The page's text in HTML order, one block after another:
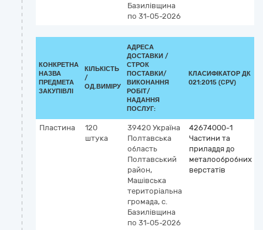
Базилівщина
по 31-05-2026
КОНКРЕТНА
НАЗВА
ПРЕДМЕТА
ЗАКУПІВЛІ
КІЛЬКІСТЬ
/
ОД.ВИМІРУ
АДРЕСА
ДОСТАВКИ /
СТРОК
ПОСТАВКИ/
ВИКОНАННЯ
РОБІТ/
НАДАННЯ
ПОСЛУГ:
КЛАСИФІКАТОР ДК
021:2015 (CPV)
Пластина
120
штука
39420 Україна
Полтавська
область
Полтавський
район,
Машівська
територіальна
громада, с.
Базилівщина
по 31-05-2026
42674000-1
Частини та
приладдя до
металообробних
верстатів